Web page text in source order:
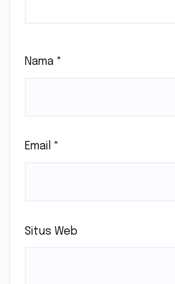
Nama *
Email *
Situs Web